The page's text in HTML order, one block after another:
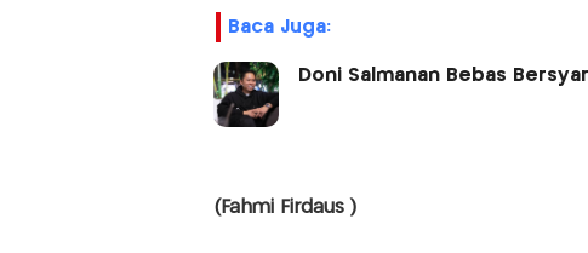
Baca Juga:
Doni Salmanan Bebas
(Fahmi Firdaus )